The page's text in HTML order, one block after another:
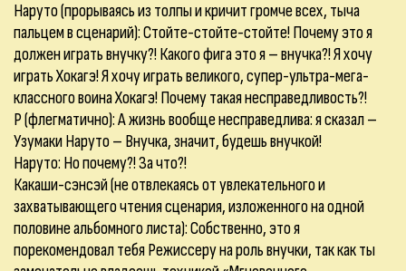
Наруто (прорываясь из толпы и кричит громче всех, тыча
пальцем в сценарий): Стойте-стойте-стойте! Почему это я
должен играть внучку?! Какого фига это я – внучка?! Я хочу
играть Хокагэ! Я хочу играть великого, супер-ультра-мега-
классного воина Хокагэ! Почему такая несправедливость?!
Р (флегматично): А жизнь вообще несправедлива: я сказал –
Узумаки Наруто – Внучка, значит, будешь внучкой!
Наруто: Но почему?! За что?!
Какаши-сэнсэй (не отвлекаясь от увлекательного и
захватывающего чтения сценария, изложенного на одной
половине альбомного листа): Собственно, это я
порекомендовал тебя Режиссеру на роль внучки, так как ты